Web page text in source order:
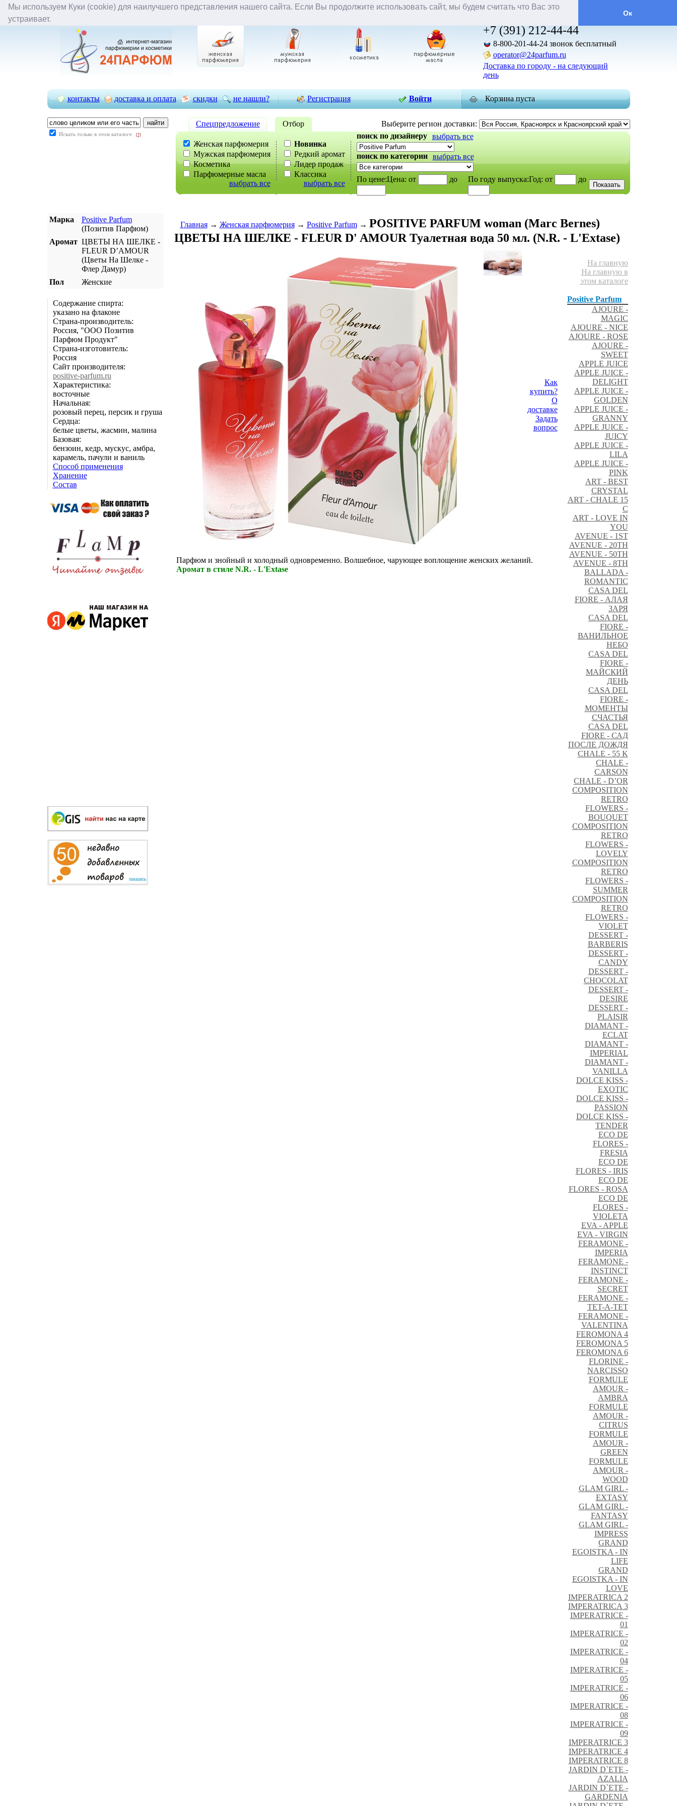
Мы используем Куки (cookie) для наилучшего представления нашего сайта. Если Вы продолжите использовать сайт, мы будем считать что Вас это
устраивает.
Ок
задать вопрос вопрос-ответ отложенные товары проверить статус заказа ожидаемые новые товары
+7 (391) 212-44-44
8-800-201-44-24 звонок бесплатный
operator@24parfum.ru
Доставка по городу - на следующий
день
контакты доставка и оплата скидки не нашли? Регистрация Войти Корзина пуста
Искать только в этом каталоге [?]
Cпецпредложение Отбор Выберите регион доставки:
Женская парфюмерия
Мужская парфюмерия
Косметика
Парфюмерные масла
выбрать все
Новинка
Редкий аромат
Лидер продаж
Классика
выбрать все
поиск по дизайнеру выбрать все
поиск по категории выбрать все
По цене:Цена: от до По году выпуска:Год: от до
Марка
Positive Parfum
(Позитив Парфюм)
Аромат ЦВЕТЫ НА ШЕЛКЕ -
FLEUR D’AMOUR
(Цветы На Шелке -
Флер Дамур)
Пол
Женские
Содержание спирта:
указано на флаконе
Страна-производитель:
Россия, "ООО Позитив
Парфюм Продукт"
Страна-изготовитель:
Россия
Сайт производителя:
positive-parfum.ru
Характеристика:
восточные
Начальная:
розовый перец, персик и груша
Сердца:
белые цветы, жасмин, малина
Базовая:
бензоин, кедр, мускус, амбра,
карамель, пачули и ваниль
Способ применения
Хранение
Состав
Главная→ Женская парфюмерия→ Positive Parfum→ POSITIVE PARFUM woman (Marc Bernes)
ЦВЕТЫ НА ШЕЛКЕ - FLEUR D' AMOUR Туалетная вода 50 мл. (N.R. - L'Extase)
Как
купить?
О
доставке
Задать
вопрос
На главную
На главную в
этом каталоге
Positive Parfum
AJOURE -
MAGIC
AJOURE - NICE
AJOURE - ROSE
AJOURE -
SWEET
APPLE JUICE
APPLE JUICE -
DELIGHT
APPLE JUICE -
GOLDEN
APPLE JUICE -
GRANNY
APPLE JUICE -
JUICY
APPLE JUICE -
LILA
APPLE JUICE -
PINK
ART - BEST
CRYSTAL
ART - CHALE 15
C
ART - LOVE IN
YOU
AVENUE - 1ST
AVENUE - 20TH
AVENUE - 50TH
AVENUE - 8TH
BALLADA -
ROMANTIC
CASA DEL
FIORE - АЛАЯ
ЗАРЯ
CASA DEL
FIORE -
ВАНИЛЬНОЕ
НЕБО
CASA DEL
FIORE -
МАЙСКИЙ
ДЕНЬ
CASA DEL
FIORE -
МОМЕНТЫ
СЧАСТЬЯ
CASA DEL
FIORE - САД
ПОСЛЕ ДОЖДЯ
CHALE - 55 K
CHALE -
CARSON
CHALE - D’OR
COMPOSITION
RETRO
FLOWERS -
BOUQUET
COMPOSITION
RETRO
FLOWERS -
LOVELY
COMPOSITION
RETRO
FLOWERS -
SUMMER
COMPOSITION
RETRO
FLOWERS -
VIOLET
DESSERT -
BARBERIS
DESSERT -
CANDY
DESSERT -
CHOCOLAT
DESSERT -
DESIRE
DESSERT -
PLAISIR
DIAMANT -
ECLAT
DIAMANT -
IMPERIAL
DIAMANT -
VANILLA
DOLCE KISS -
EXOTIC
DOLCE KISS -
PASSION
DOLCE KISS -
TENDER
ECO DE
FLORES -
FRESIA
ECO DE
FLORES - IRIS
ECO DE
FLORES - ROSA
ECO DE
FLORES -
VIOLETA
EVA - APPLE
EVA - VIRGIN
FERAMONE -
IMPERIA
FERAMONE -
INSTINCT
FERAMONE -
SECRET
FERAMONE -
TET-A-TET
FERAMONE -
VALENTINA
FEROMONA 4
FEROMONA 5
FEROMONA 6
FLORINE -
NARCISSO
FORMULE
AMOUR -
AMBRA
FORMULE
AMOUR -
CITRUS
FORMULE
AMOUR -
GREEN
FORMULE
AMOUR -
WOOD
GLAM GIRL -
EXTASY
GLAM GIRL -
FANTASY
GLAM GIRL -
IMPRESS
GRAND
EGOISTKA - IN
LIFE
GRAND
EGOISTKA - IN
LOVE
IMPERATRICA 2
IMPERATRICA 3
IMPERATRICE -
01
IMPERATRICE -
02
IMPERATRICE -
04
IMPERATRICE -
05
IMPERATRICE -
06
IMPERATRICE -
08
IMPERATRICE -
09
IMPERATRICE 3
IMPERATRICE 4
IMPERATRICE 8
JARDIN D`ETE -
AZALIA
JARDIN D`ETE -
GARDENIA
Парфюм и знойный и холодный одновременно. Волшебное, чарующее воплощение женских желаний.
Аромат в стиле N.R. - L'Extase